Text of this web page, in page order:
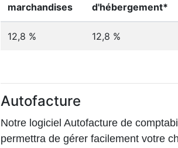
marchandises
d'hébergement*
12,8 % 12,8 %
Autofacture
Notre logiciel Autofacture de
permettra de gérer facilement votre